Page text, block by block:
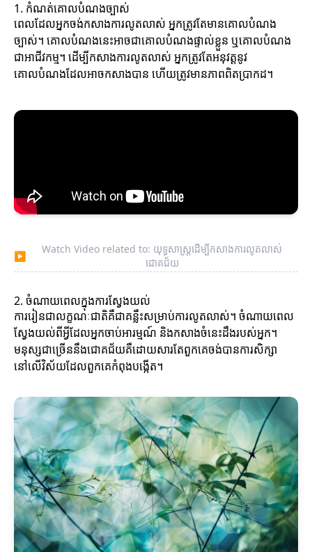
1. កំណត់គោលបំណងច្បាស់
ពេលដែលអ្នកចង់កសាងការលូតលាស់ អ្នកត្រូវតែមានគោលបំណង
ច្បាស់។ គោលបំណងនេះអាចជាគោលបំណងផ្ទាល់ខ្លួន ឬគោលបំណង
ជាអាជីវកម្ម។ ដើម្បីកសាងការលូតលាស់ អ្នកត្រូវតែអនុវត្តនូវ
គោលបំណងដែលអាចកសាងបាន ហើយត្រូវមានភាពពិតប្រាកដ។
▶
Watch Video related to: យុទ្ធសាស្ត្រដើម្បីកសាងការលូតលាស់
ជោគជ័យ
2. ចំណាយពេលក្នុងការស្វែងយល់
ការរៀនជាលក្ខណៈជាតិគឺជាគន្លឹះសម្រាប់ការលូតលាស់។ ចំណាយពេល
ស្វែងយល់ពីអ្វីដែលអ្នកចាប់អារម្មណ៍ និងកសាងចំនេះដឹងរបស់អ្នក។
មនុស្សជាច្រើននឹងជោគជ័យគឺដោយសារតែពួកគេចង់បានការសិក្សា
នៅលើវិស័យដែលពួកគេកំពុងបង្កើត។